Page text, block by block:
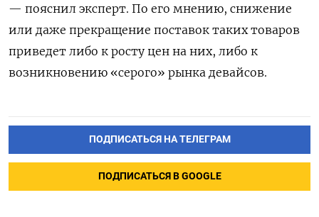
— пояснил эксперт. По его мнению, снижение
или даже прекращение поставок таких товаров
приведет либо к росту цен на них, либо к
возникновению «серого» рынка девайсов.
ПОДПИСАТЬСЯ НА ТЕЛЕГРАМ
ПОДПИСАТЬСЯ В GOOGLE